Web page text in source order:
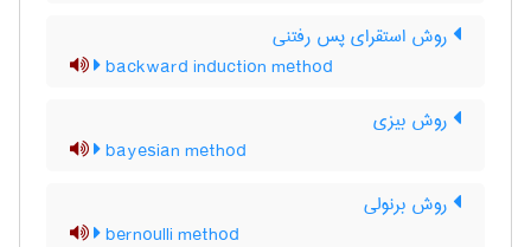
روش استقرای پس رفتنی
backward induction method
روش بیزی
bayesian method
روش برنولی
bernoulli method